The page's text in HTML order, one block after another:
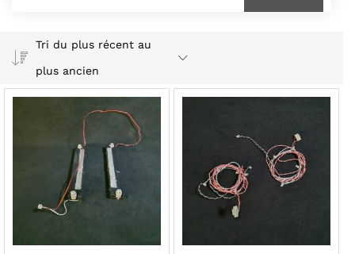
Tri du plus récent au
plus ancien